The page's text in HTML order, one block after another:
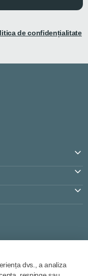
de confidențialitate
dvs., a analiza